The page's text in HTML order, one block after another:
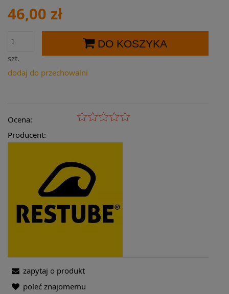
46,00 zł
szt.
DO KOSZYKA
dodaj do przechowalni
Ocena:
Producent:
zapytaj o produkt
poleć znajomemu